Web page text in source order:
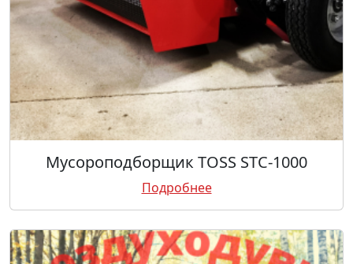
Мусороподборщик TOSS STC-1000
Подробнее